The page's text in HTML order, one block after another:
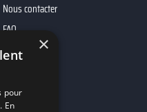
Nous contacter
FAQ
×
pour
En